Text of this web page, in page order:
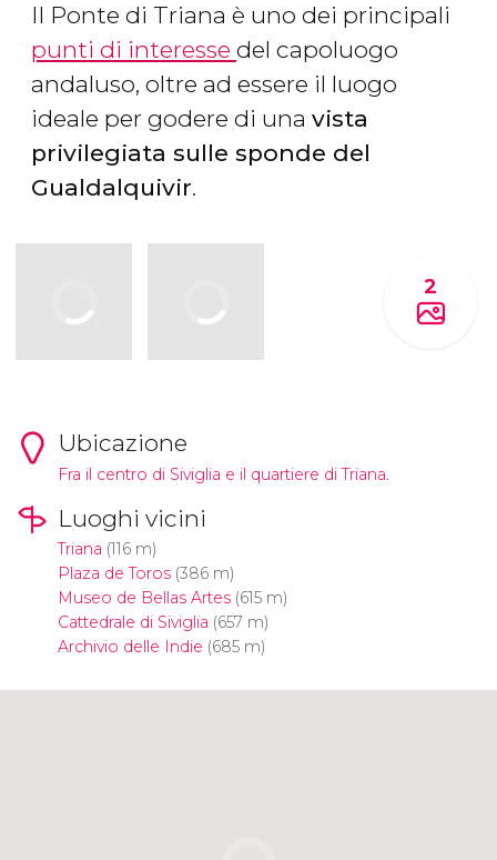
Il Ponte di Triana è uno dei principali
punti di interesse del capoluogo
andaluso, oltre ad essere il luogo
ideale per godere di una vista
privilegiata sulle sponde del
Gualdalquivir.
2
Ubicazione
Fra il centro di Siviglia e il quartiere di Triana.
Luoghi vicini
Triana (116 m)
Plaza de Toros(386 m)
Museo de Bellas Artes(615 m)
Cattedrale di Siviglia (657 m)
Archivio delle Indie (685 m)